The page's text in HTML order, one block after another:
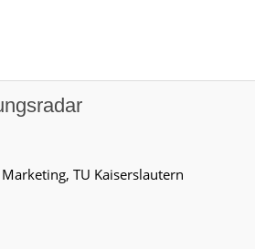
TU Kaiserslautern